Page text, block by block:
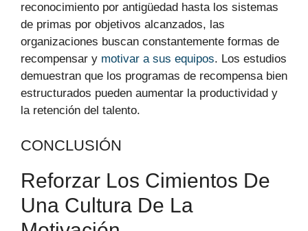
reconocimiento por antigüedad hasta los sistemas
de primas por objetivos alcanzados, las
organizaciones buscan constantemente formas de
recompensar y motivar a sus equipos. Los estudios
demuestran que los programas de recompensa bien
estructurados pueden aumentar la productividad y
la retención del talento.
CONCLUSIÓN
Reforzar Los Cimientos De
Una Cultura De La